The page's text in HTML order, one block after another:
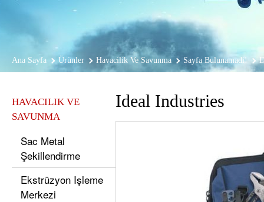
Ana Sayfa Ürünler Havacilik Ve Savunma Sayfa Bulunamadi!
Ideal Industries
HAVACILIK VE
SAVUNMA
Sac Metal
Şekillendirme
Ekstrüzyon Işleme
Merkezi